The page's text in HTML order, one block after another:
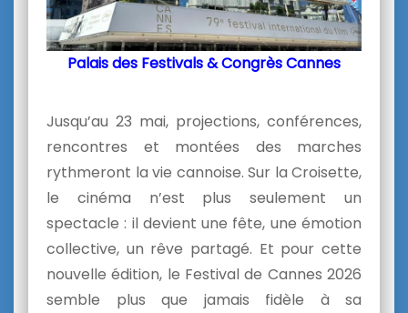
Palais des Festivals & Congrès Cannes
Jusqu’au 23 mai, projections, conférences,
rencontres et montées des marches
rythmeront la vie cannoise. Sur la Croisette,
le cinéma n’est plus seulement un
spectacle : il devient une fête, une émotion
collective, un rêve partagé. Et pour cette
nouvelle édition, le Festival de Cannes 2026
semble plus que jamais fidèle à sa